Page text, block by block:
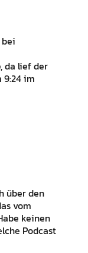
da lief der
im
über den
vom
keinen
Podcast